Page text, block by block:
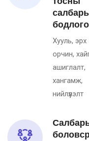
бодлого
Хууль, эрх
орчин,
ашиглалт,
хангамж,
нийлүүлэлт